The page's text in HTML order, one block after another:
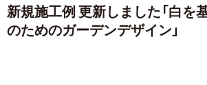
新規施工例 更新しました「白を
のためのガーデンデザイン」